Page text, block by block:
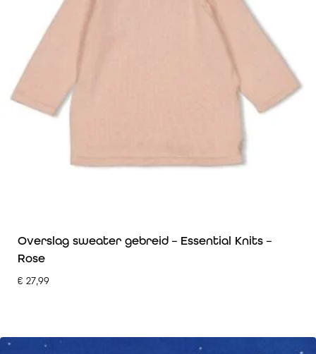
Overslag sweater gebreid – Essential Knits –
Rose
€ 27,99